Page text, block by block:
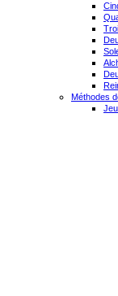
Méthodes